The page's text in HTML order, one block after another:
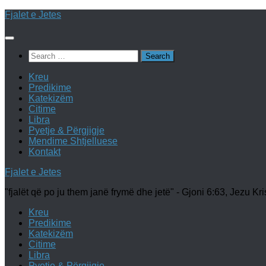
Skip
content
Fjalet e Jetes
Search
for:
Kreu
Predikime
Katekizëm
Citime
Libra
Pyetje & Përgjigje
Mendime Shtjelluese
Kontakt
Fjalet e Jetes
"fjalët që po ju them janë frymë dhe jetë" - Gjoni 6:63, Jezu
Kreu
Predikime
Katekizëm
Citime
Libra